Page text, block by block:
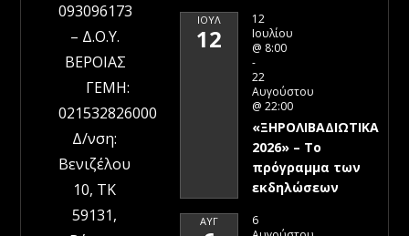
093096173
– Δ.Ο.Υ.
ΒΕΡΟΙΑΣ
ΓΕΜΗ:
021532826000
Δ/νση:
Βενιζέλου
10, ΤΚ
59131,
ΙΟΎΛ
12
12
Ιουλίου
@ 8:00
-
22
Αυγούστου
@ 22:00
«ΞΗΡΟΛΙΒΑΔΙΩΤΙΚΑ
2026» – To
πρόγραμμα των
εκδηλώσεων
ΑΥΓ
6